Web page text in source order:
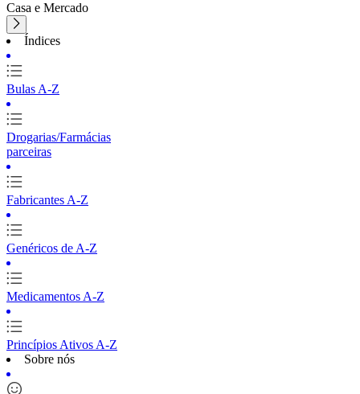
Casa e Mercado
Índices
Bulas A-Z
Drogarias/Farmácias
parceiras
Fabricantes A-Z
Genéricos de A-Z
Medicamentos A-Z
Princípios Ativos A-Z
Sobre nós